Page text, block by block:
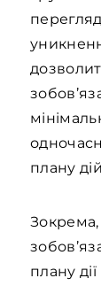
плану
Зокрема,
плану дії